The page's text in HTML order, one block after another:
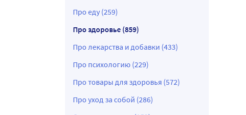
Про еду (259)
Про здоровье (859)
Про лекарства и добавки (433)
Про психологию (229)
Про товары для здоровья (572)
Про уход за собой (286)